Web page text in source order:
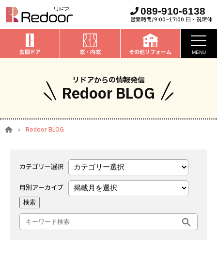
089-910-6138
営業時間/9:00~17:00 日・祝定休
玄関ドア 窓・内窓 その他リフォーム MENU
私たちについて
取扱商品
玄関ドアのリフォーム
お家全般のリフォーム
施工事例
お客様の声
ブログ
リドアからの情報発信
Redoor BLOG
Redoor BLOG
カテゴリー選択
月別アーカイブ